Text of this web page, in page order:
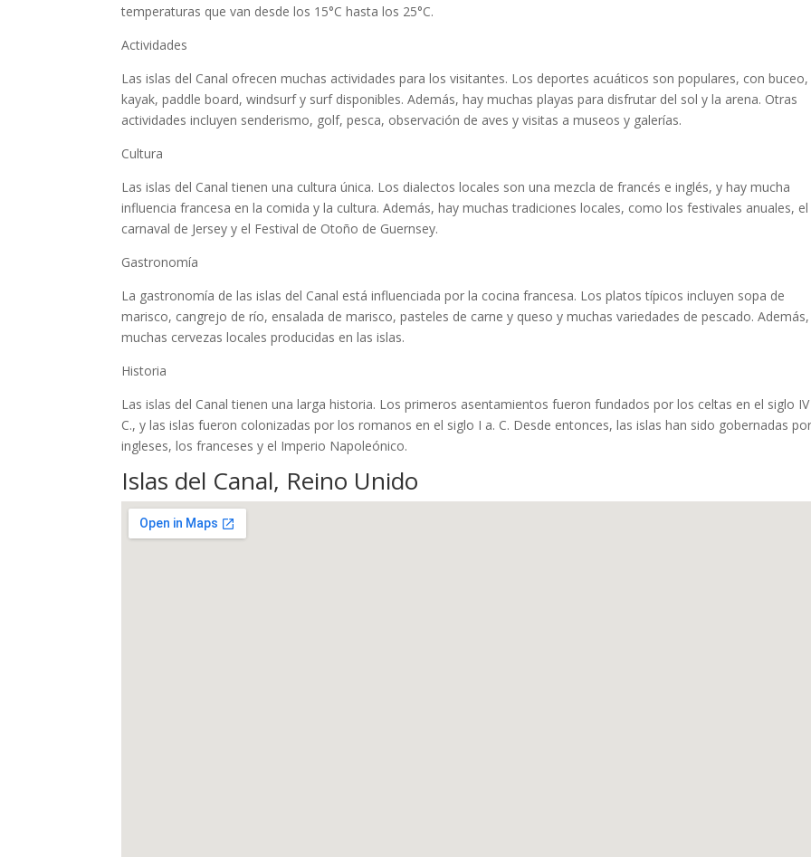
temperaturas que van desde los 15°C hasta los 25°C.
Actividades
Las islas del Canal ofrecen muchas actividades para los visitantes. Los deportes acuáticos son populares, con buceo,
kayak, paddle board, windsurf y surf disponibles. Además, hay muchas playas para disfrutar del sol y la arena. Otras
actividades incluyen senderismo, golf, pesca, observación de aves y visitas a museos y galerías.
Cultura
Las islas del Canal tienen una cultura única. Los dialectos locales son una mezcla de francés e inglés, y hay mucha
influencia francesa en la comida y la cultura. Además, hay muchas tradiciones locales, como los festivales anuales, el
carnaval de Jersey y el Festival de Otoño de Guernsey.
Gastronomía
La gastronomía de las islas del Canal está influenciada por la cocina francesa. Los platos típicos incluyen sopa de
marisco, cangrejo de río, ensalada de marisco, pasteles de carne y queso y muchas variedades de pescado.
muchas cervezas locales producidas en las islas.
Historia
Las islas del Canal tienen una larga historia. Los primeros asentamientos fueron fundados por los celtas en el siglo
C., y las islas fueron colonizadas por los romanos en el siglo I a. C. Desde entonces, las islas han sido gobernadas
ingleses, los franceses y el Imperio Napoleónico.
Islas del Canal, Reino Unido